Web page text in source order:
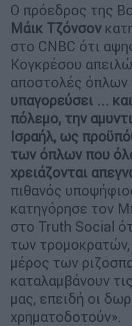
Ο πρόεδρος της
Μάικ Τζόνσον
στο CNBC ότι
Κογκρέσου
αποστολές όπλων
υπαγορεύσει ...
πόλεμο, την
Ισραήλ, ως
των όπλων που
χρειάζονται
πιθανός
κατηγόρησε τον
στο Truth Social
των
μέρος των
καταλαμβάνουν
μας, επειδή οι
χρηματοδοτούν».